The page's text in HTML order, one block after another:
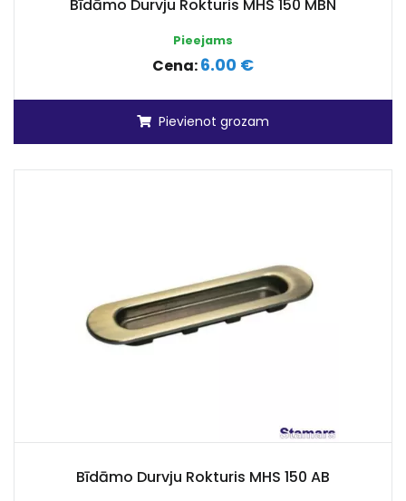
Bīdāmo Durvju Rokturis MHS 150 MBN
Pieejams
Cena:6.00 €
Pievienot grozam
Bīdāmo Durvju Rokturis MHS 150 AB